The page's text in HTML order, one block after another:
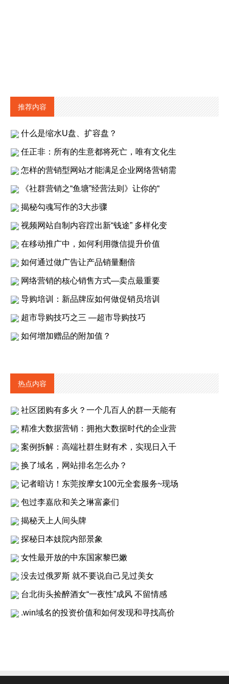
推荐内容
什么是缩水U盘、扩容盘？
任正非：所有的生意都将死亡，唯有文化生
怎样的营销型网站才能满足企业网络营销需
《社群营销之“鱼塘”经营法则》让你的“
揭秘勾魂写作的3大步骤
视频网站自制内容蹚出新“钱途” 多样化变
在移动推广中，如何利用微信提升价值
如何通过做广告让产品销量翻倍
网络营销的核心销售方式—卖点最重要
导购培训：新品牌应如何做促销员培训
超市导购技巧之三 —超市导购技巧
如何增加赠品的附加值？
热点内容
社区团购有多火？一个几百人的群一天能有
精准大数据营销：拥抱大数据时代的企业营
案例拆解：高端社群生财有术，实现日入千
换了域名，网站排名怎么办？
记者暗访！东莞按摩女100元全套服务~现场
包过李嘉欣和关之琳富豪们
揭秘天上人间头牌
探秘日本妓院内部景象
女性最开放的中东国家黎巴嫩
没去过俄罗斯 就不要说自己见过美女
台北街头捡醉酒女“一夜性”成风 不留情感
.win域名的投资价值和如何发现和寻找高价